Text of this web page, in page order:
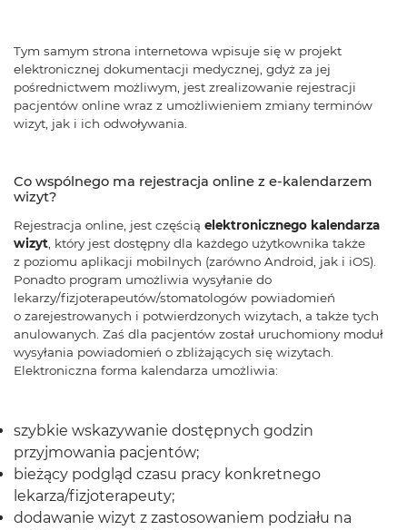
Tym samym strona internetowa wpisuje się w projekt
elektronicznej dokumentacji medycznej, gdyż za jej
pośrednictwem możliwym, jest zrealizowanie rejestracji
pacjentów online wraz z umożliwieniem zmiany terminów
wizyt, jak i ich odwoływania.
Co wspólnego ma rejestracja online z e-kalendarzem
wizyt?
Rejestracja online, jest częścią elektronicznego kalendarza
wizyt , który jest dostępny dla każdego użytkownika także
z poziomu aplikacji mobilnych (zarówno Android, jak i iOS).
Ponadto program umożliwia wysyłanie do
lekarzy/fizjoterapeutów/stomatologów powiadomień
o zarejestrowanych i potwierdzonych wizytach, a także tych
anulowanych. Zaś dla pacjentów został uruchomiony moduł
wysyłania powiadomień o zbliżających się wizytach.
Elektroniczna forma kalendarza umożliwia:
szybkie wskazywanie dostępnych godzin
przyjmowania pacjentów;
bieżący podgląd czasu pracy konkretnego
lekarza/fizjoterapeuty;
dodawanie wizyt z zastosowaniem podziału na